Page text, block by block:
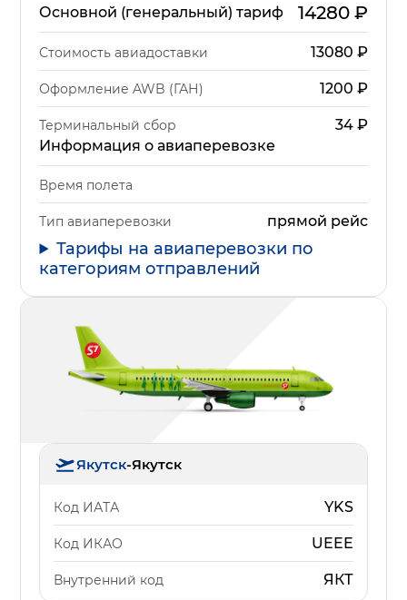
Основной (генеральный) тариф 14280₽
Стоимость авиадоставки 13080 ₽
Оформление AWB (ГАН) 1200 ₽
Терминальный сбор 34₽
Информация о авиаперевозке
Время полета
Тип авиаперевозки прямой рейс
Тарифы на авиаперевозки по
категориям отправлений
Якутск-Якутск
Код ИАТА YKS
Код ИКАО UEEE
Внутренний код ЯКТ